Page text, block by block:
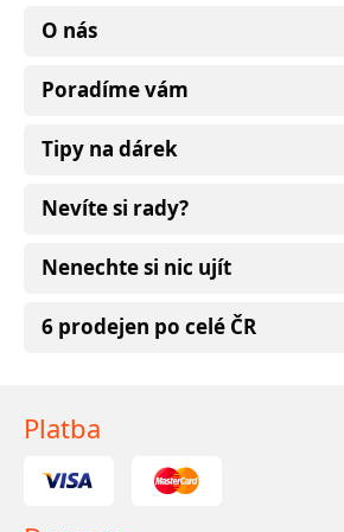
O nás
Poradíme vám
Tipy na dárek
Nevíte si rady?
Nenechte si nic ujít
6 prodejen po celé ČR
Platba